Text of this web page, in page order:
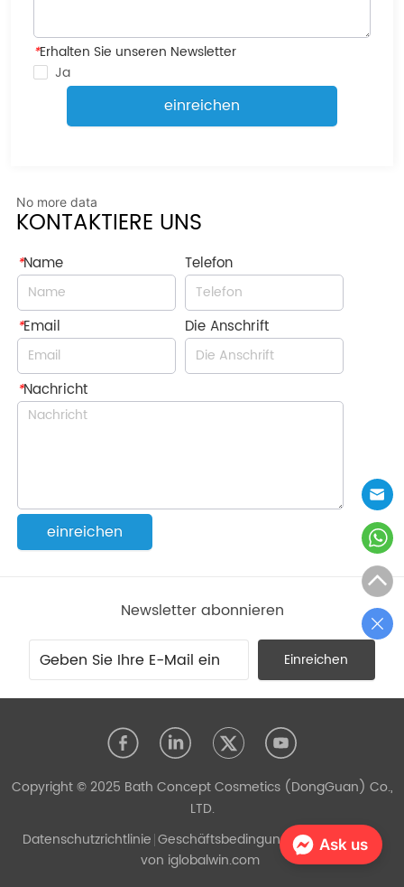
*Erhalten Sie unseren Newsletter
Ja
einreichen
No more data
KONTAKTIERE UNS
*Name Telefon
*Email Die Anschrift
*Nachricht
einreichen
Newsletter abonnieren
Einreichen
Copyright © 2025 Bath Concept Cosmetics (DongGuan) Co.,
LTD.
Datenschutzrichtlinie Geschäftsbedingungen Unterstützt
von iglobalwin.com
Ask us